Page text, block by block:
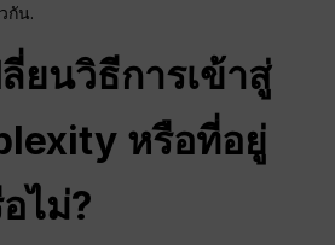
กัน.
ยนวิธีการเข้าสู่
หรือที่อยู่
ไม่?